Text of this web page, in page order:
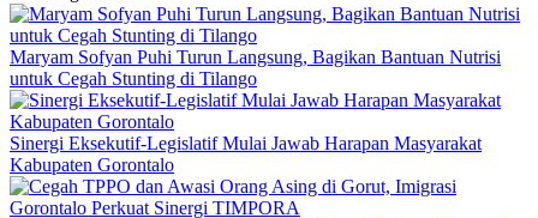
Maryam Sofyan Puhi Turun Langsung, Bagikan Bantuan Nutrisi
untuk Cegah Stunting di Tilango
Sinergi Eksekutif-Legislatif Mulai Jawab Harapan Masyarakat
Kabupaten Gorontalo